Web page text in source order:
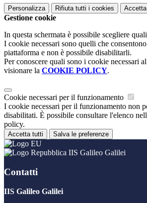
Personalizza Rifiuta tutti i cookies
Gestione cookie
In questa schermata è possibile scegliere
I cookie necessari sono quelli che
piattaforma e non è possibile disabilitarli.
Per conoscere quali sono i cookie necessari
visionare la COOKIE POLICY.
Cookie necessari per il funzionamento
I cookie necessari per il funzionamento non
disabilitati. È possibile consultare l'elenco
policy.
Accetta tutti Salva le preferenze
IIS Galileo Galilei
Contatti
IIS Galileo Galilei